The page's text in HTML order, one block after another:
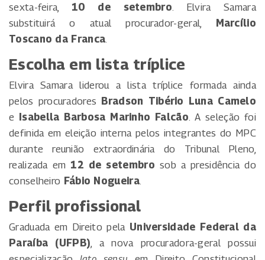
sexta-feira,10 de setembro . Elvira Samara
substituirá o atual procurador-geral, Marcílio
Toscano da Franca
Escolha em lista tríplice
Elvira Samara liderou a lista tríplice formada ainda
pelos procuradores Bradson Tibério Luna Camelo
e Isabella Barbosa Marinho Falcão . A seleção foi
definida em eleição interna pelos integrantes do MPC
durante reunião extraordinária do Tribunal Pleno,
realizada em12 de setembro sob a presidência do
conselheiro Fábio Nogueira.
Perfil profissional
Graduada em Direito pela Universidade Federal da
Paraíba (UFPB) , a nova procuradora-geral possui